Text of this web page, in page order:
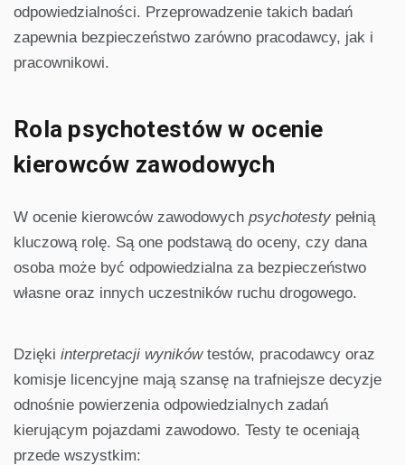
odpowiedzialności. Przeprowadzenie takich badań
zapewnia bezpieczeństwo zarówno pracodawcy, jak i
pracownikowi.
Rola psychotestów w ocenie
kierowców zawodowych
W ocenie kierowców zawodowych psychotesty pełnią
kluczową rolę. Są one podstawą do oceny, czy dana
osoba może być odpowiedzialna za bezpieczeństwo
własne oraz innych uczestników ruchu drogowego.
Dzięki interpretacji wynikówtestów, pracodawcy oraz
komisje licencyjne mają szansę na trafniejsze decyzje
odnośnie powierzenia odpowiedzialnych zadań
kierującym pojazdami zawodowo. Testy te oceniają
przede wszystkim: